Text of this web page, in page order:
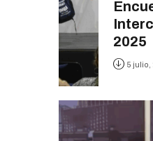
2025
5 julio,